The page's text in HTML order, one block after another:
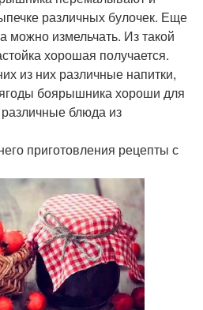
различных булочек. Еще
можно измельчать. Из такой
хорошая получается.
из них различные напитки,
боярышника хороши для
различные блюда из
приготовления рецепты с